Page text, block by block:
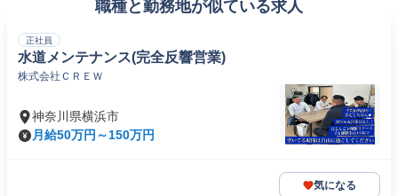
職種と勤務地が似ている求人
正社員
水道メンテナンス(完全反響営業)
株式会社ＣＲＥＷ
神奈川県横浜市
月給50万円～150万円
気になる